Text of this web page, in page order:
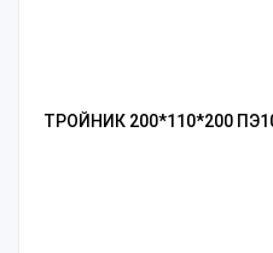
ТРОЙНИК 200*110*200